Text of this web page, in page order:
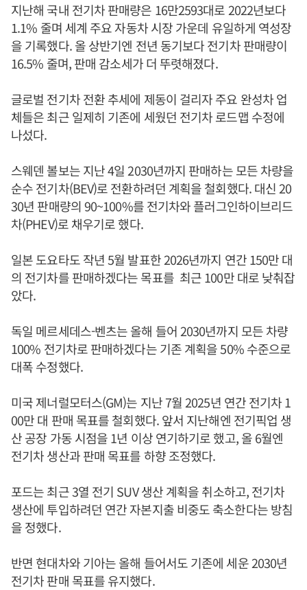
지난해 국내 전기차 판매량은 16만2593대로 2022년보다
1.1% 줄며 세계 주요 자동차 시장 가운데 유일하게 역성장
을 기록했다. 올 상반기엔 전년 동기보다 전기차 판매량이
16.5% 줄며, 판매 감소세가 더 뚜렷해졌다.
글로벌 전기차 전환 추세에 제동이 걸리자 주요 완성차 업
체들은 최근 일제히 기존에 세웠던 전기차 로드맵 수정에
나섰다.
스웨덴 볼보는 지난 4일 2030년까지 판매하는 모든 차량을
순수 전기차(BEV)로 전환하려던 계획을 철회했다. 대신 20
30년 판매량의 90~100%를 전기차와 플러그인하이브리드
차(PHEV)로 채우기로 했다.
일본 도요타도 작년 5월 발표한 2026년까지 연간 150만 대
의 전기차를 판매하겠다는 목표를 최근 100만 대로 낮춰잡
았다.
독일 메르세데스-벤츠는 올해 들어 2030년까지 모든 차량
100% 전기차로 판매하겠다는 기존 계획을 50% 수준으로
대폭 수정했다.
미국 제너럴모터스(GM)는 지난 7월 2025년 연간 전기차 1
00만 대 판매 목표를 철회했다. 앞서 지난해엔 전기픽업 생
산 공장 가동 시점을 1년 이상 연기하기로 했고, 올 6월엔
전기차 생산과 판매 목표를 하향 조정했다.
포드는 최근 3열 전기 SUV 생산 계획을 취소하고, 전기차
생산에 투입하려던 연간 자본지출 비중도 축소한다는 방침
을 정했다.
반면 현대차와 기아는 올해 들어서도 기존에 세운 2030년
전기차 판매 목표를 유지했다.